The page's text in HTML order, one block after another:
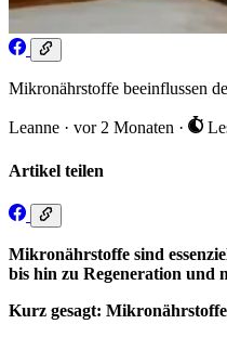
Mikronährstoffe beeinflussen
Leanne · vor 2 Monaten ·
Artikel teilen
Mikronährstoffe sind
bis hin zu Regeneration und
Kurz gesagt: